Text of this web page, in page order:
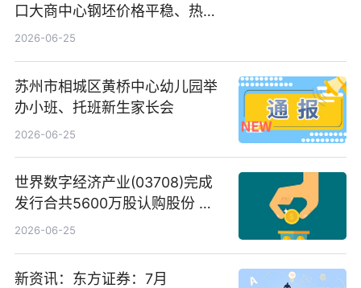
口大商中心钢坯价格平稳、热轧
C料价格微幅下跌
2026-06-25
苏州市相城区黄桥中心幼儿园举
办小班、托班新生家长会
2026-06-25
世界数字经济产业(03708)完成
发行合共5600万股认购股份 净
筹约1007万港元 独家焦点
2026-06-25
新资讯：东方证券：7月